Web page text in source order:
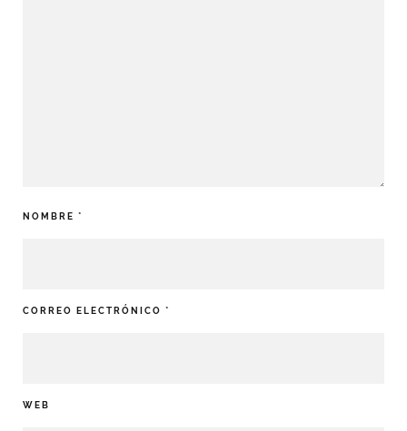
NOMBRE *
CORREO ELECTRÓNICO *
WEB